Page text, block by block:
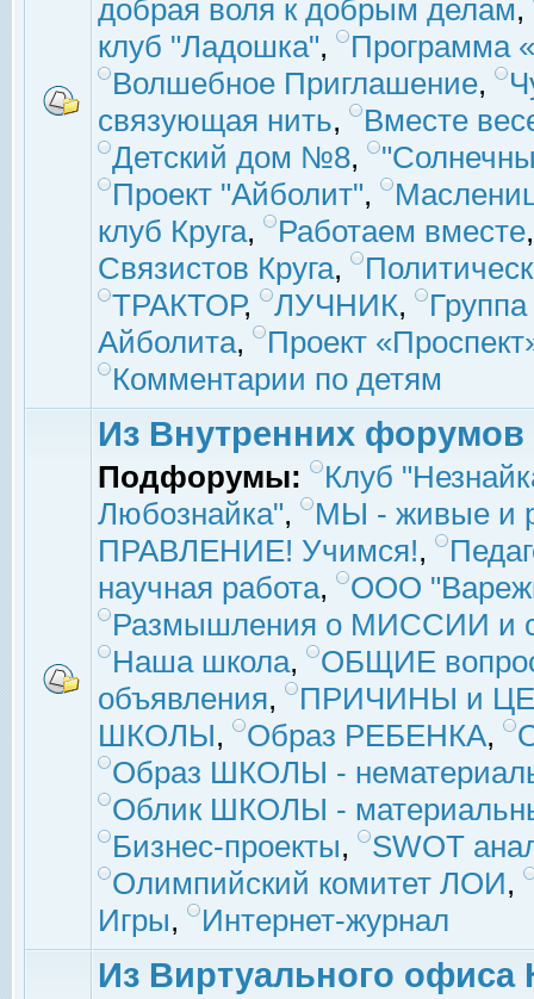
добрая воля к добрым делам,
клуб "Ладошка",
Программа
Волшебное Приглашение,
связующая нить,
Вместе
Детский дом №8,
Проект "Айболит",
клуб Круга, Работаем вместе
Связистов Круга,
ТРАКТОР, ЛУЧНИК,
Айболита,
Проект
Комментарии по детям
Из Внутренних форумов
Подфорумы:
Клуб
Любознайка",
МЫ - живые и
ПРАВЛЕНИЕ! Учимся!,
научная работа,
ООО
Размышления о МИССИИ и
Наша школа,
ОБЩИЕ
объявления,
ПРИЧИНЫ и
ШКОЛЫ, Образ РЕБЕНКА,
Образ ШКОЛЫ -
Облик ШКОЛЫ -
Бизнес-проекты,
SWOT
Олимпийский комитет ЛОИ,
Игры, Интернет-журнал
Из Виртуального офиса